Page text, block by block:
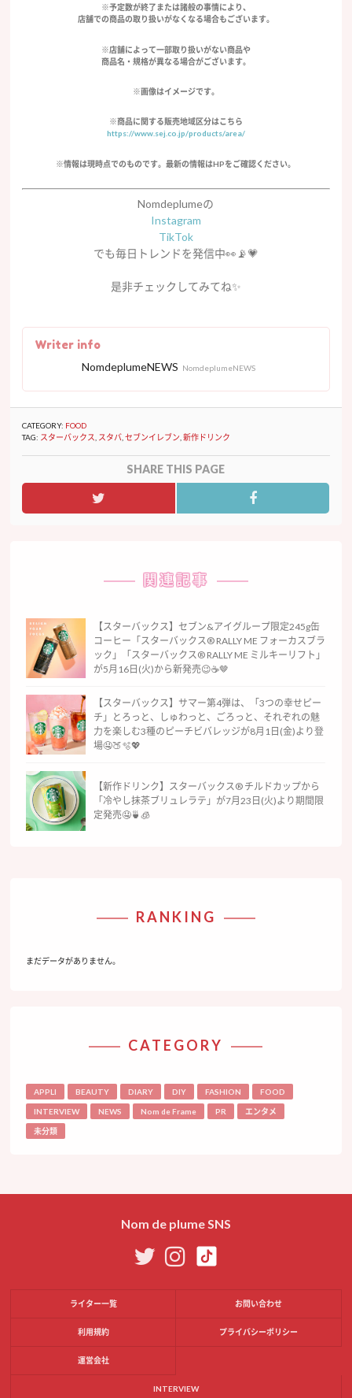
※予定数が終了または諸般の事情により、
店舗での商品の取り扱いがなくなる場合もございます。
※店舗によって一部取り扱いがない商品や
商品名・規格が異なる場合がございます。
※画像はイメージです。
※商品に関する販売地域区分はこちら
https://www.sej.co.jp/products/area/
※情報は現時点でのものです。最新の情報はHPをご確認ください。
Nomdeplumeの
Instagram
TikTok
でも毎日トレンドを発信中👀📡💗
是非チェックしてみてね✨
Writer info
NomdeplumeNEWS NomdeplumeNEWS
CATEGORY: FOOD
TAG: スターバックス スタバ ,セブンイレブン ,新作ドリンク
SHARE THIS PAGE
関連記事
【スターバックス】セブン&アイグループ限定245g缶
コーヒー「スターバックス® RALLY ME フォーカスブラ
ック」「スターバックス® RALLY ME ミルキーリフト」
が5月16日(火)から新発売😉☕️🤎
【スターバックス】サマー第4弾は、「3つの幸せピー
チ」とろっと、しゅわっと、ごろっと、それぞれの魅
力を楽しむ3種のピーチビバレッジが8月1日(金)より登
場🤤🍑🫧💖
【新作ドリンク】スターバックス® チルドカップから
「冷やし抹茶ブリュレラテ」が7月23日(火)より期間限
定発売🤤🍵🧊
RANKING
まだデータがありません。
CATEGORY
APPLI BEAUTY DIARY DIY FASHION FOOD
INTERVIEW NEWS Nom de Frame PR エンタメ
未分類
Nom de plume SNS
ライター一覧 お問い合わせ
利用規約 プライバシーポリシー
運営会社
INTERVIEW